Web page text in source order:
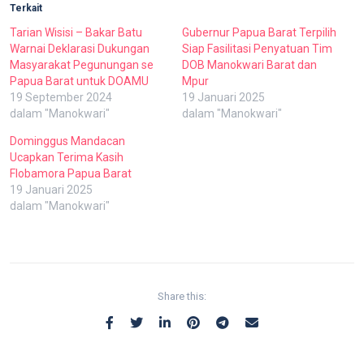
Terkait
Tarian Wisisi – Bakar Batu
Warnai Deklarasi Dukungan
Masyarakat Pegunungan se
Papua Barat untuk DOAMU
19 September 2024
dalam "Manokwari"
Gubernur Papua Barat Terpilih
Siap Fasilitasi Penyatuan Tim
DOB Manokwari Barat dan
Mpur
19 Januari 2025
dalam "Manokwari"
Dominggus Mandacan
Ucapkan Terima Kasih
Flobamora Papua Barat
19 Januari 2025
dalam "Manokwari"
Share this: